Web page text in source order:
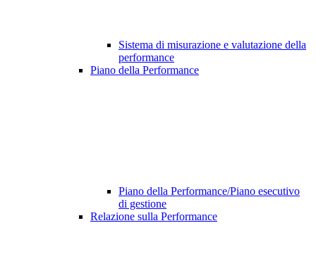
Sistema di misurazione e valutazione della
performance
Piano della Performance
Piano della Performance/Piano esecutivo
di gestione
Relazione sulla Performance